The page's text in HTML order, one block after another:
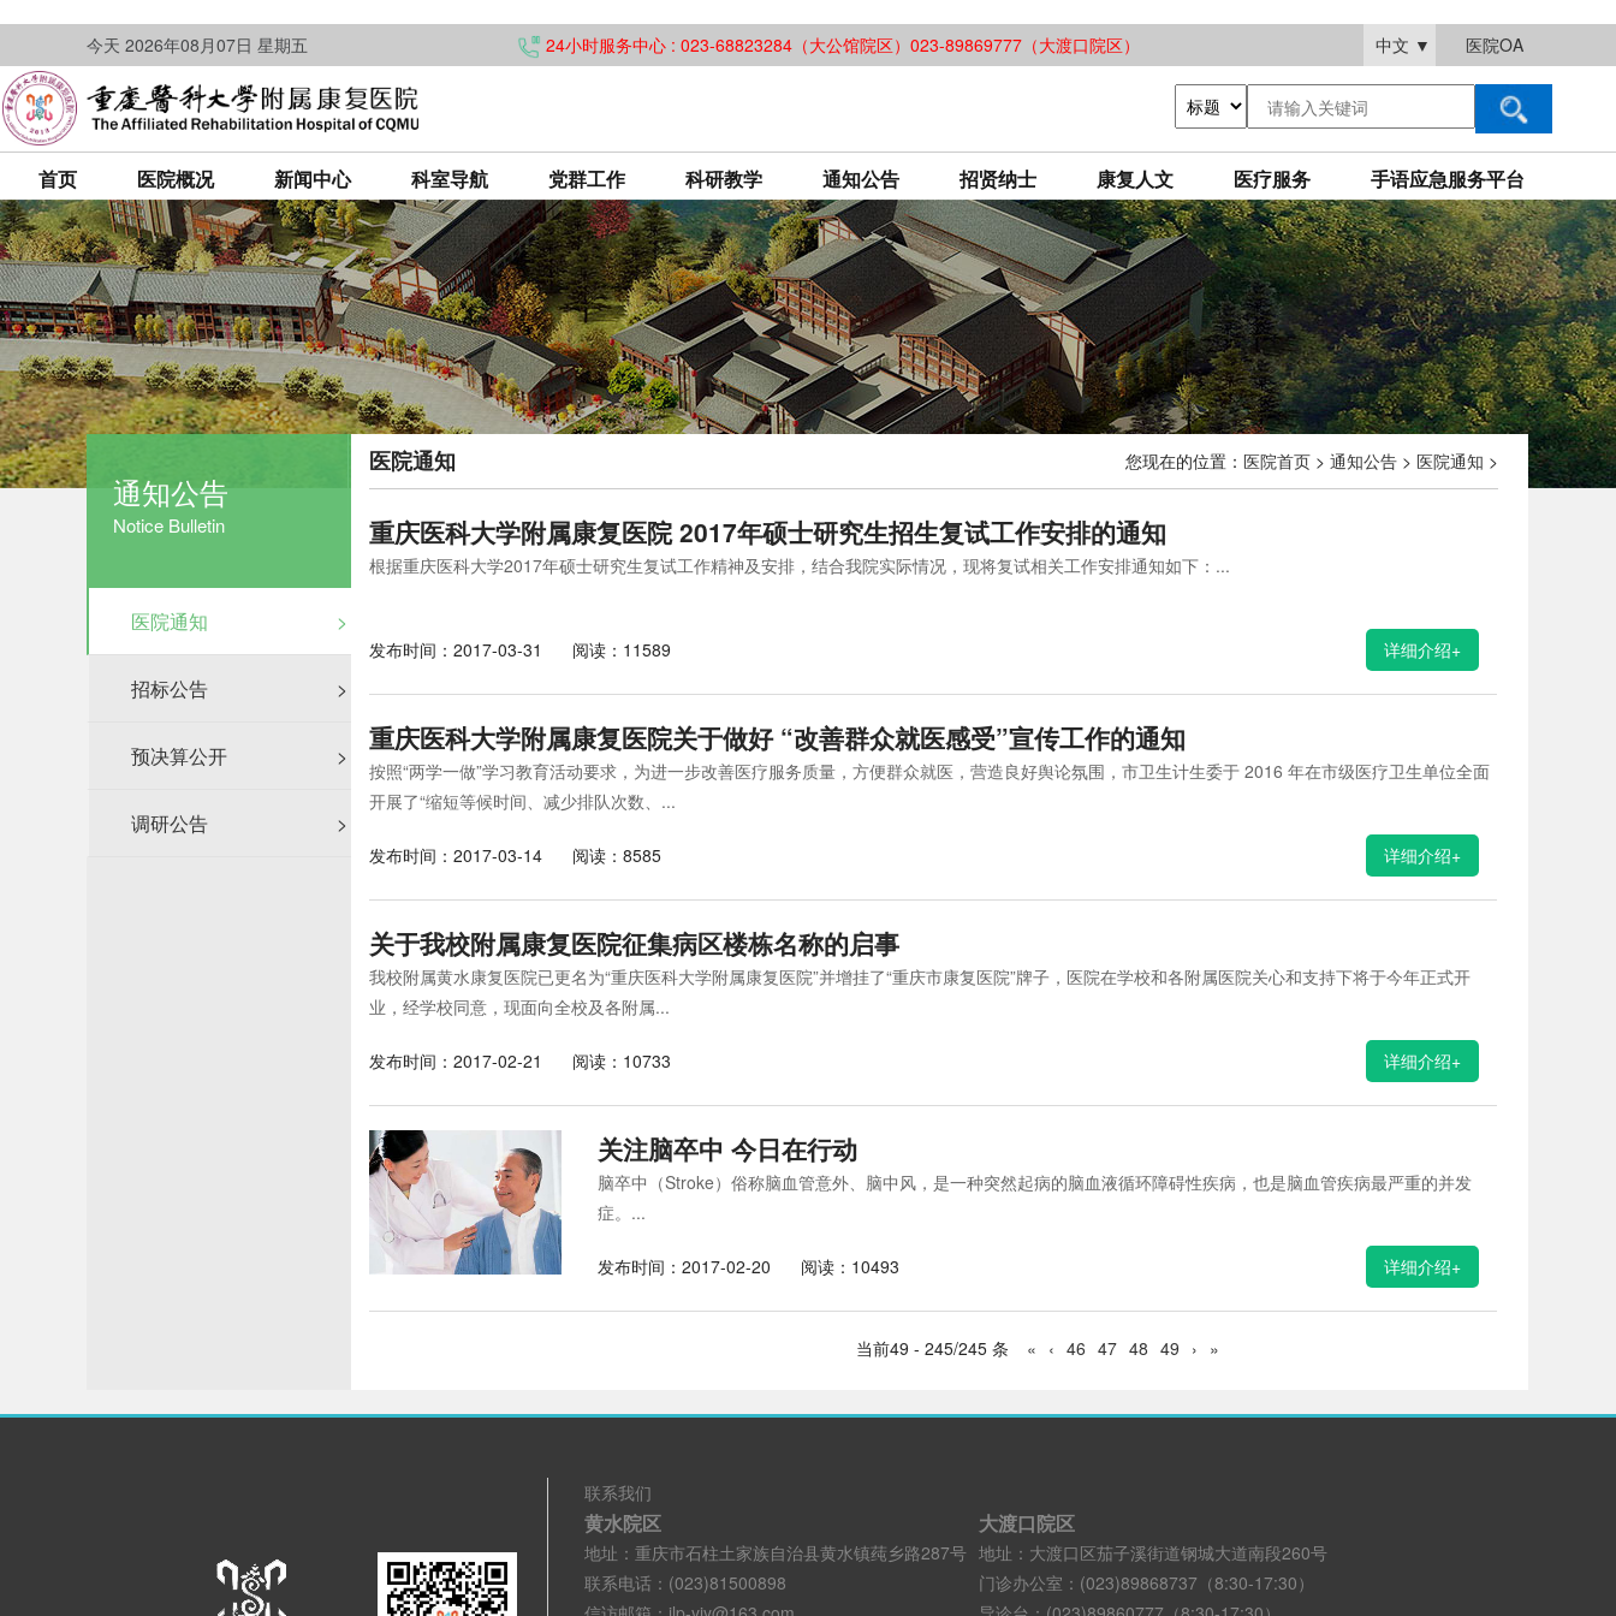
今天 2026年08月07日 星期五 24小时服务中心 : 023-68823284（大公馆院区）023-89869777（大渡口院区） 中文 ▼ 医院OA
首页 医院概况 新闻中心 科室导航 党群工作 科研教学 通知公告 招贤纳士 康复人文 医疗服务 手语应急服务平台
通知公告
Notice Bulletin
医院通知 >
招标公告 >
预决算公开 >
调研公告 >
医院通知 您现在的位置： 医院首页 > 通知公告 > 医院通知 >
重庆医科大学附属康复医院 2017年硕士研究生招生复试工作安排的通知
根据重庆医科大学2017年硕士研究生复试工作精神及安排，结合我院实际情况，现将复试相关工作安排通知如下：...
发布时间：2017-03-31 阅读：11589 详细介绍+
重庆医科大学附属康复医院关于做好 “改善群众就医感受”宣传工作的通知
按照“两学一做”学习教育活动要求，为进一步改善医疗服务质量，方便群众就医，营造良好舆论氛围，市卫生计生委于 2016 年在市级医疗卫生单位全面
开展了“缩短等候时间、减少排队次数、...
发布时间：2017-03-14 阅读：8585 详细介绍+
关于我校附属康复医院征集病区楼栋名称的启事
我校附属黄水康复医院已更名为“重庆医科大学附属康复医院”并增挂了“重庆市康复医院”牌子，医院在学校和各附属医院关心和支持下将于今年正式开
业，经学校同意，现面向全校及各附属...
发布时间：2017-02-21 阅读：10733 详细介绍+
关注脑卒中 今日在行动
脑卒中（Stroke）俗称脑血管意外、脑中风，是一种突然起病的脑血液循环障碍性疾病，也是脑血管疾病最严重的并发
症。...
发布时间：2017-02-20 阅读：10493 详细介绍+
当前49 - 245/245 条 « ‹ 46 47 48 49 › »
联系我们
黄水院区
地址：重庆市石柱土家族自治县黄水镇莼乡路287号
联系电话：(023)81500898
大渡口院区
地址：大渡口区茄子溪街道钢城大道南段260号
门诊办公室：(023)89868737（8:30-17:30）